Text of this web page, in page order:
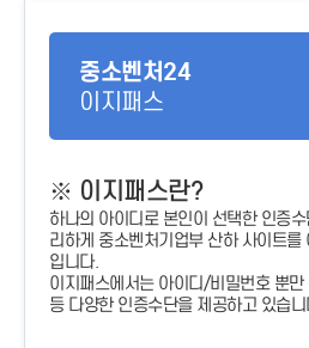
중소벤처24
이지패스
※ 이지패스란?
하나의 아이디로 본인이 선택한 인증
리하게 중소벤처기업부 산하 사이트
입니다.
이지패스에서는 아이디/비밀번호 뿐
등 다양한 인증수단을 제공하고 있습